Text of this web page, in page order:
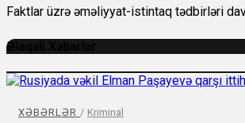
Faktlar üzrə əməliyyat-istintaq tədbirləri
Əlaqəli Xəbərlər
XƏBƏRLƏR / Kriminal